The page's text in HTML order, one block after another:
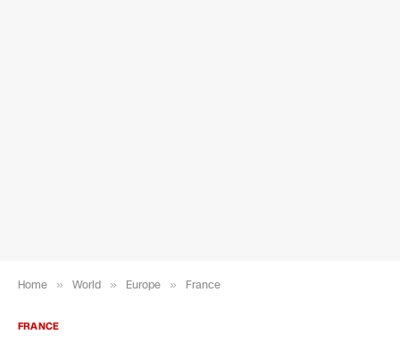
Home » World » Europe » France
FRANCE